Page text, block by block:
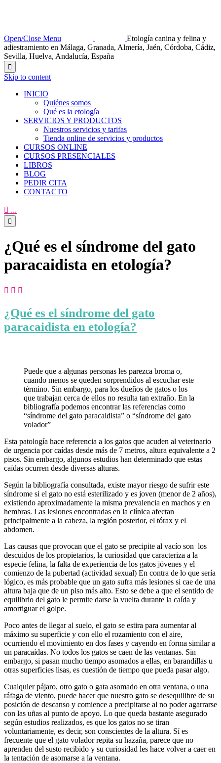
Open/Close Menu
Etología canina y felina y
adiestramiento en Málaga, Granada, Almería, Jaén, Córdoba, Cádiz,
Sevilla, Huelva, Andalucía, España

Skip to content
INICIO
Quiénes somos
Qué es la etología
SERVICIOS Y PRODUCTOS
Nuestros servicios y tarifas
Tienda online de servicios y productos
CURSOS ONLINE
CURSOS PRESENCIALES
LIBROS
BLOG
PEDIR CITA
CONTACTO
 ...

¿Qué es el síndrome del gato
paracaidista en etología?
  
¿Qué es el síndrome del gato
paracaidista en etología?
Puede que a algunas personas les parezca broma o,
cuando menos se queden sorprendidos al escuchar este
término. Sin embargo, para los dueños de gatos o los
que trabajan cerca de ellos no resulta tan extraño. En la
bibliografía podemos encontrar las referencias como
“síndrome del gato paracaidista” o “síndrome del gato
volador”
Esta patología hace referencia a los gatos que acuden al veterinario
de urgencia por caídas desde más de 7 metros, altura equivalente a 2
pisos. Sin embargo, algunos estudios han determinado que estas
caídas ocurren desde diversas alturas.
Según la bibliografía consultada, existe mayor riesgo de sufrir este
síndrome si el gato no está esterilizado y es joven (menor de 2 años),
existiendo aproximadamente la misma prevalencia en machos y en
hembras. Las lesiones encontradas en la clínica afectan
principalmente a la cabeza, la región posterior, el tórax y el
abdomen.
Las causas que provocan que el gato se precipite al vacío son los
descuidos de los propietarios, la curiosidad que caracteriza a la
especie felina, la falta de experiencia de los gatos jóvenes y el
comienzo de la pubertad (actividad sexual) En contra de lo que sería
lógico, es más probable que un gato sufra más lesiones si cae de una
altura baja que de un piso más alto. Esto se debe a que el sentido de
equilibrio del gato le permite darse la vuelta durante la caída y
amortiguar el golpe.
Poco antes de llegar al suelo, el gato se estira para aumentar al
máximo su superficie y con ello el rozamiento con el aire,
ocurriendo el movimiento en dos fases y cayendo en forma similar a
un paracaídas. No todos los gatos se caen de las ventanas. Sin
embargo, si pasan mucho tiempo asomados a ellas, en barandillas u
otras superficies lisas, es cuestión de tiempo que pueda pasar algo.
Cualquier pájaro, otro gato o gata asomado en otra ventana, o una
ráfaga de viento, puede hacer que nuestro gato se desequilibre de su
posición de descanso y comience a precipitarse al no poder agarrarse
con las uñas al punto de apoyo. Lo que queda bastante asegurado
según estudios realizados, es que los gatos no se tiran
voluntariamente, es decir, son conscientes de la altura. Sí es
frecuente que el gato volador repita su hazaña, parece que no
aprenden del susto recibido y su curiosidad les hace volver a caer en
la tentación de asomarse a la ventana.